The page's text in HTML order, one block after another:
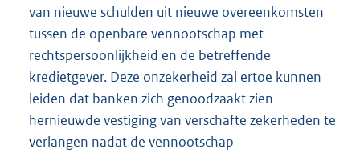
van nieuwe schulden uit nieuwe overeenkomsten
tussen de openbare vennootschap met
rechtspersoonlijkheid en de betreffende
kredietgever. Deze onzekerheid zal ertoe kunnen
leiden dat banken zich genoodzaakt zien
hernieuwde vestiging van verschafte zekerheden te
verlangen nadat de vennootschap